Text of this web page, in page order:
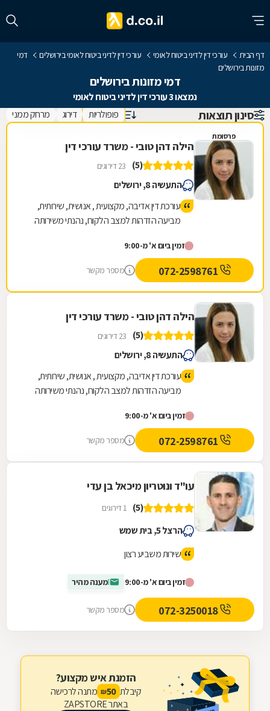
דף הבית עורכי דין לדיני ביטוח לאומי עורכי דין לדיני ביטוח לאומי בירושלים
דמי
מזונות בירושלים
דמי מזונות בירושלים
נמצאו 3 עורכי דין לדיני ביטוח לאומי
סינון תוצאות פופולריות דירוג מרחק ממני
פרסומת
הילה דהן טובי - משרד עורכי דין
(5) 23 דירוגים
התעשיה 8, ירושלים
עורכת דין אדיבה, מקצועית , אנושית, שירותית,
מביעה הזדהות למצב הלקוח, נהנתי משירותה
זמין ביום א' מ-9:00
מספר מקשר
הילה דהן טובי - משרד עורכי דין
(5) 23 דירוגים
התעשיה 8, ירושלים
עורכת דין אדיבה, מקצועית , אנושית, שירותית,
מביעה הזדהות למצב הלקוח, נהנתי משירותה
זמין ביום א' מ-9:00
מספר מקשר
עו"ד ונוטריון מיכאל בן עדי
(5) 1 דירוגים
הרצל 5, בית שמש
שירות משביע רצון
זמין ביום א' מ-9:00 מענה מהיר
072-3250018 מספר מקשר
הזמנת איש מקצוע?
קיבלת 50
₪ מתנה לרכישה
באתר ZAPSTORE